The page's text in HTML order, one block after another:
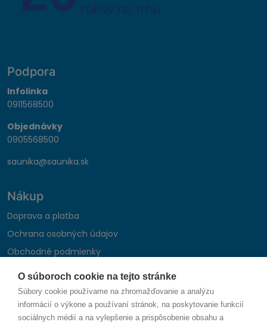
O súboroch cookie na tejto stránke
Súbory cookie používame na zhromažďovanie a analýzu
informácií o výkone a používaní stránok, na poskytovanie funkcií
sociálnych médií a na vylepšenie a prispôsobenie obsahu a
Podpora
Infolinka
0911568500
Objednávky
0905568500
saunika@saunika.sk
Nákup
Doprava a platba
Ochrana osobných údajov
Obchodné podmienky
Reklamačný poriadok
Montáž autohifi
Formulár na odstúpenie od zmluvy